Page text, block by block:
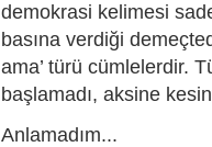
demokrasi kelimesi
basına verdiği
ama’ türü cümlelerdir.
başlamadı, aksine
Anlamadım...